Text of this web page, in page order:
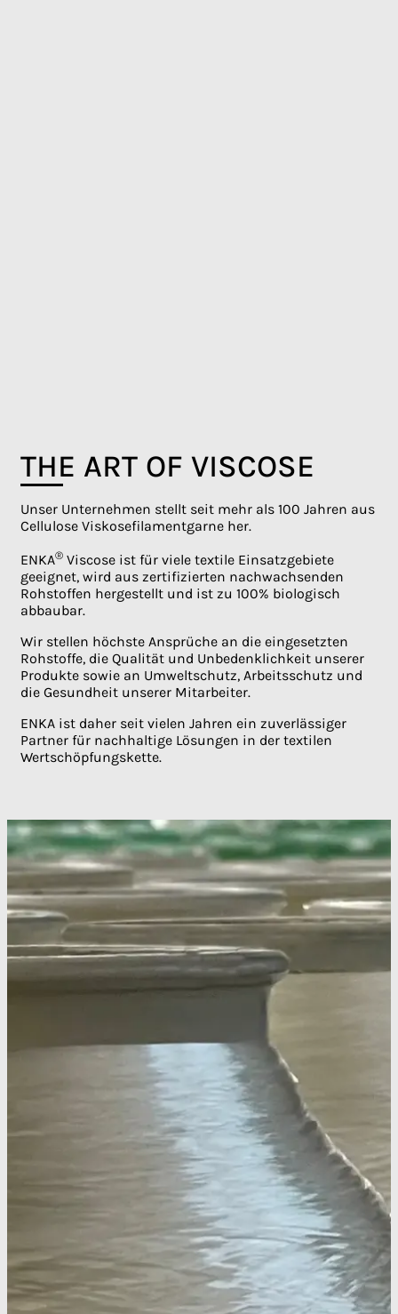
THE ART OF VISCOSE
Unser Unternehmen stellt seit mehr als 100 Jahren aus
Cellulose Viskosefilamentgarne her.
ENKA® Viscose ist für viele textile Einsatzgebiete
geeignet, wird aus zertifizierten nachwachsenden
Rohstoffen hergestellt und ist zu 100% biologisch
abbaubar.
Wir stellen höchste Ansprüche an die eingesetzten
Rohstoffe, die Qualität und Unbedenklichkeit unserer
Produkte sowie an Umweltschutz, Arbeitsschutz und
die Gesundheit unserer Mitarbeiter.
ENKA ist daher seit vielen Jahren ein zuverlässiger
Partner für nachhaltige Lösungen in der textilen
Wertschöpfungskette.